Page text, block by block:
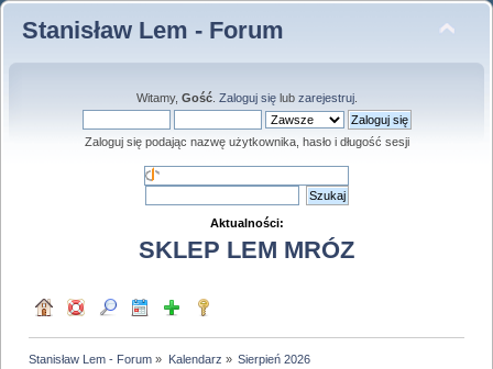
Stanisław Lem - Forum
Witamy, Gość. Zaloguj sięlub zarejestruj.
Zaloguj się podając nazwę użytkownika, hasło i długość sesji
Aktualności:
SKLEP LEM MRÓZ
Stanisław Lem - Forum » Kalendarz » Sierpień 2026